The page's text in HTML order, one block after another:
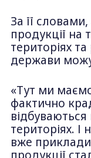
За її
продукції на
територіях
держави
«Тут ми
фактично
територіях.
вже приклади
продукції